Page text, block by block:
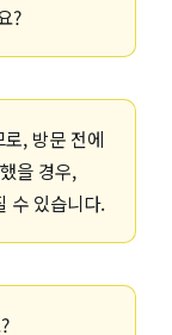
?
, 방문 전에
을 경우,
수 있습니다.